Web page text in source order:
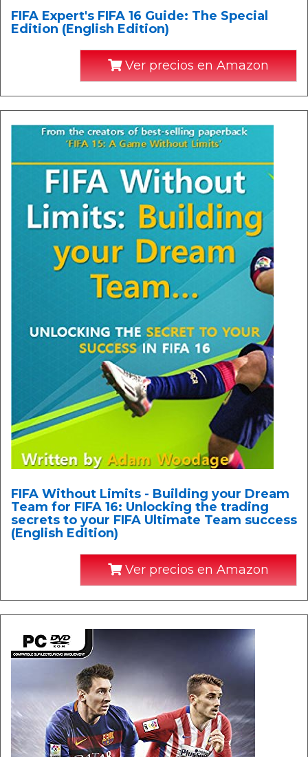
FIFA Expert's FIFA 16 Guide: The Special
Edition (English Edition)
Ver precios en Amazon
FIFA Without Limits - Building your Dream
Team for FIFA 16: Unlocking the trading
secrets to your FIFA Ultimate Team success
(English Edition)
Ver precios en Amazon